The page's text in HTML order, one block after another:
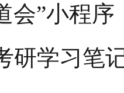
会”小程序
研学习笔